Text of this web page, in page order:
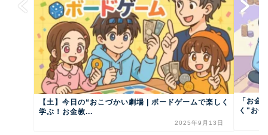
【土】今日の“おこづかい劇場 | ボードゲームで楽しく
学ぶ！お金教...
2025年9月13日
「お金
く"お